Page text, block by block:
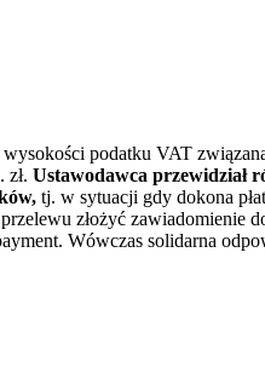
podatku VAT
zł. Ustawodawca przewidział
tj. w sytuacji gdy dokona
złożyć zawiadomienie
Wówczas solidarna